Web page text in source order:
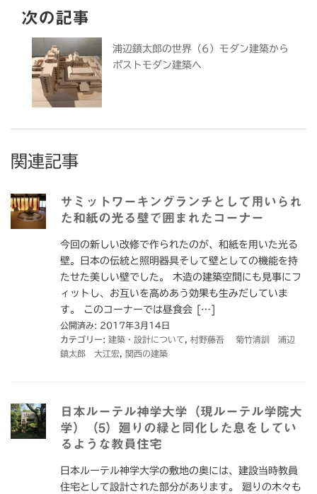
次の記事
浦辺鎮太郎の世界（6）モダン建築から
ポストモダン建築へ
関連記事
サミットワーキングランチとして用いられ
た和紙の光る壁で囲まれたコーナー
今回の新しい改修で作られたのが、和紙を用いた光る
壁。日本の伝統と照明器具そして壁としての機能を持
たせた美しい壁でした。 木造の建築空間にも見事にフ
ィットし、お互いを高めあう効果も生みだしていま
す。 このコーナーでは昼食会 […]
公開済み: 2017年3月14日
カテゴリー: 建築・設計について
村野藤吾 菊竹清訓 浦辺
鎮太郎 大江宏
関西の建築
日本ルーテル神学大学（現ルーテル学院大
学）（5）廻りの緑と同化した息をしてい
るような教員住宅
日本ルーテル神学大学の敷地の奥には、建設当時教員
住宅として設計された部分があります。 廻りの木々も